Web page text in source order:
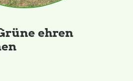
ehren